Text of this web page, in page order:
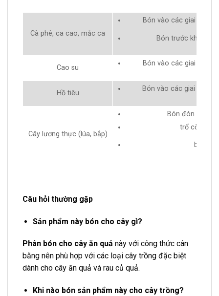
Cà phê, ca cao, mắc ca
Bón vào các giai đoạn
Bón trước khi thu
Cao su
Bón vào các giai đoạn
Hồ tiêu
Bón vào các giai đoạn
Cây lương thực (lúa, bắp)
Bón đón đòng,
trổ cờ,
bón
Câu hỏi thường gặp
Sản phẩm này bón cho cây gì?
Phân bón cho cây ăn quả này với công thức cân
bằng nên phù hợp với các loại cây trồng đặc biệt
dành cho cây ăn quả và rau củ quả.
Khi nào bón sản phẩm này cho cây trồng?